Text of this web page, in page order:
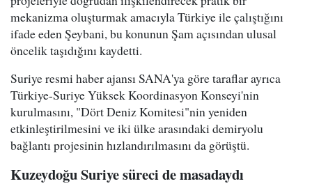
mekanizma oluşturmak amacıyla Türkiye ile çalıştığını
ifade eden Şeybani, bu konunun Şam açısından ulusal
öncelik taşıdığını kaydetti.
Suriye resmi haber ajansı SANA'ya göre taraflar ayrıca
Türkiye-Suriye Yüksek Koordinasyon Konseyi'nin
kurulmasını, "Dört Deniz Komitesi"nin yeniden
etkinleştirilmesini ve iki ülke arasındaki demiryolu
bağlantı projesinin hızlandırılmasını da görüştü.
Kuzeydoğu Suriye süreci de masadaydı